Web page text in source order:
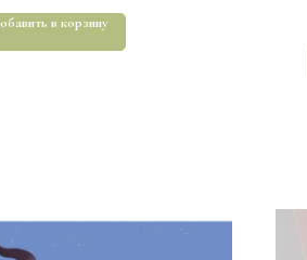
в корзину